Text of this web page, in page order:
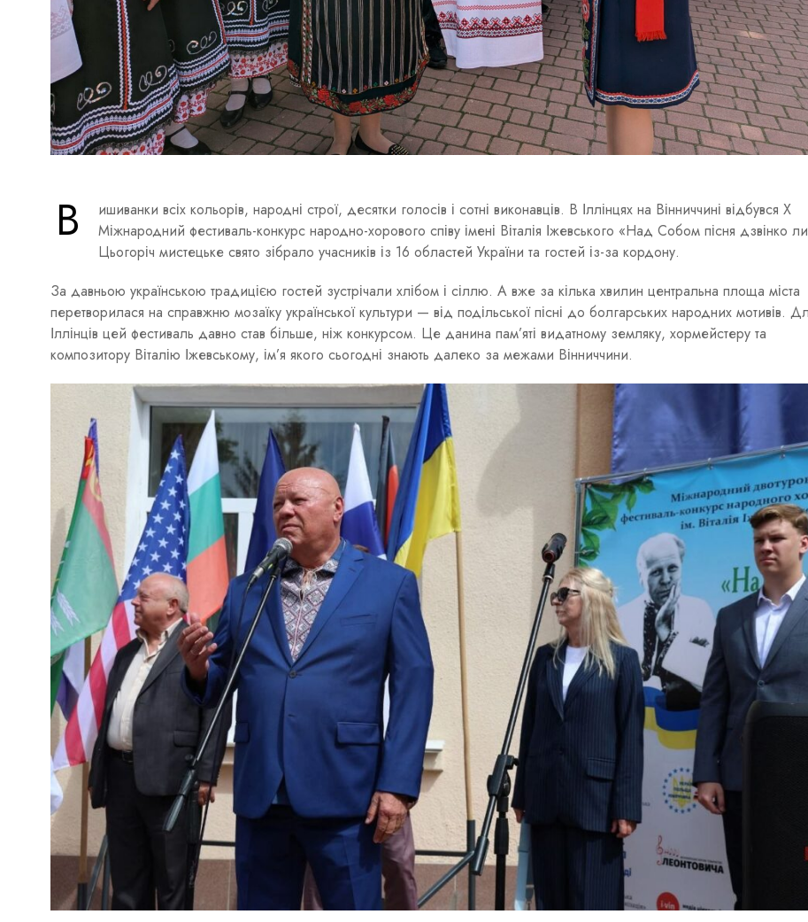
В
ишиванки всіх кольорів, народні строї, десятки голосів і сотні виконавців. В Іллінцях на Вінниччині відбувся Х
Міжнародний фестиваль-конкурс народно-хорового співу імені Віталія Іжевського «Над Собом пісня дзвінко
Цьогоріч мистецьке свято зібрало учасників із 16 областей України та гостей із-за кордону.
За давньою українською традицією гостей зустрічали хлібом і сіллю. А вже за кілька хвилин центральна площа міста
перетворилася на справжню мозаїку української культури — від подільської пісні до болгарських народних мотивів.
Іллінців цей фестиваль давно став більше, ніж конкурсом. Це данина пам’яті видатному земляку, хормейстеру та
композитору Віталію Іжевському, ім’я якого сьогодні знають далеко за межами Вінниччини.